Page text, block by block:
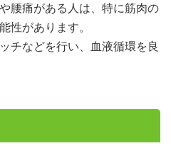
腰痛がある人は、特に筋肉の
性があります。
チなどを行い、血液循環を良